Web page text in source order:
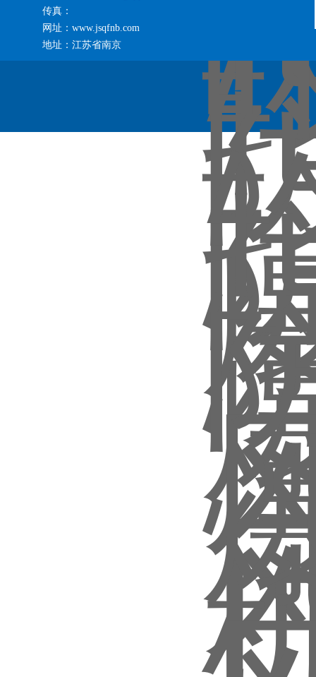
传真：
网址：www.jsqfnb.com
地址：江苏省南京